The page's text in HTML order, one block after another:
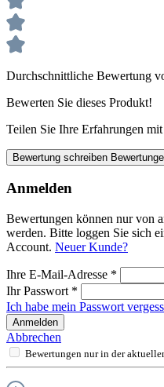
Durchschnittliche Bewertung
Bewerten Sie dieses Produkt!
Teilen Sie Ihre Erfahrungen
Bewertung schreiben
Anmelden
Bewertungen können nur von
werden. Bitte loggen Sie sich
Account. Neuer Kunde?
Ihre E-Mail-Adresse *
Ihr Passwort *
Ich habe mein Passwort
Anmelden
Abbrechen
Bewertungen nur in der